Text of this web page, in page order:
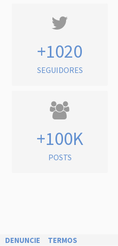
+1020
SEGUIDORES
+100K
POSTS
DENUNCIE TERMOS